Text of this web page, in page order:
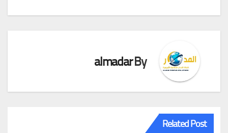
By
almadar
Related Post